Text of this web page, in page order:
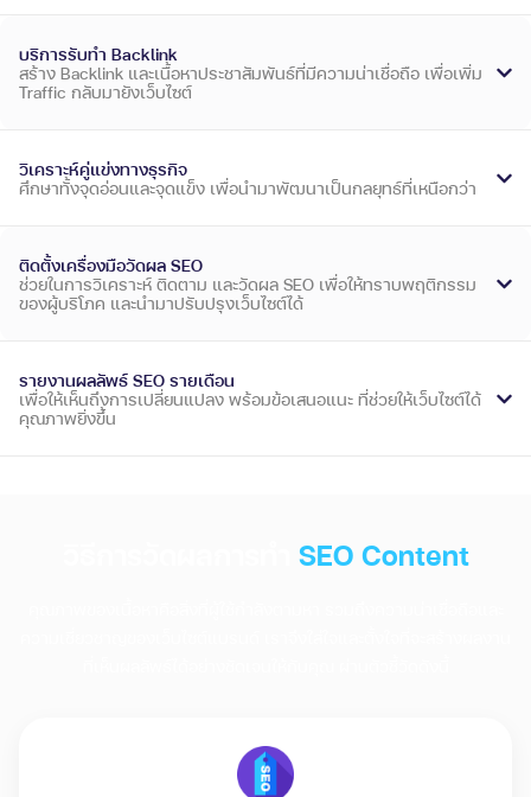
บริการรับทำ Backlink
สร้าง Backlink และเนื้อหาประชาสัมพันธ์ที่มีความน่าเชื่อถือ เพื่อเพิ่ม
Traffic กลับมายังเว็บไซต์
วิเคราะห์คู่แข่งทางธุรกิจ
ศึกษาทั้งจุดอ่อนและจุดแข็ง เพื่อนำมาพัฒนาเป็นกลยุทธ์ที่เหนือกว่า
ติดตั้งเครื่องมือวัดผล SEO
ช่วยในการวิเคราะห์ ติดตาม และวัดผล SEO เพื่อให้ทราบพฤติกรรม
ของผู้บริโภค และนำมาปรับปรุงเว็บไซต์ได้
รายงานผลลัพธ์ SEO รายเดือน
เพื่อให้เห็นถึงการเปลี่ยนแปลง พร้อมข้อเสนอแนะ ที่ช่วยให้เว็บไซต์ได้
คุณภาพยิ่งขึ้น
SEO Content